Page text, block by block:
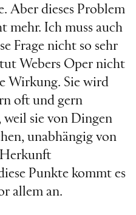
Aber dieses Problem
mehr. Ich muss auch
Frage nicht so sehr
Webers Oper nicht
Wirkung. Sie wird
oft und gern
sie von Dingen
unabhängig von
Punkte kommt es
allem an.